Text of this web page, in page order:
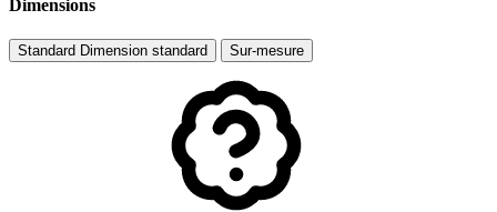
Dimensions
Standard Dimension standard Sur-mesure